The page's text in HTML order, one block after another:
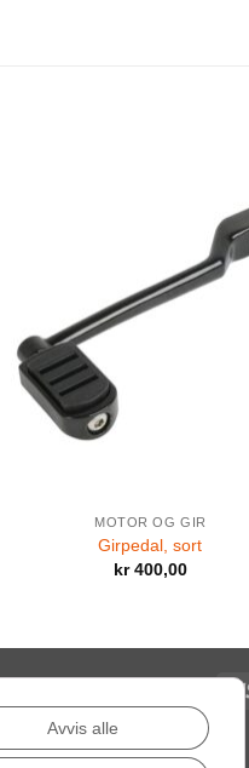
MOTOR OG GIR
Girpedal, sort
kr400,00
Avvis alle